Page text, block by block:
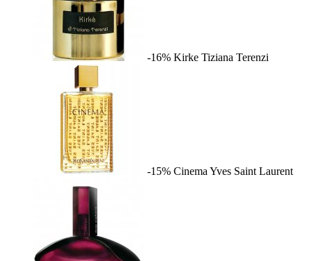
-16% Kirke Tiziana Terenzi
-15% Cinema Yves Saint Laurent